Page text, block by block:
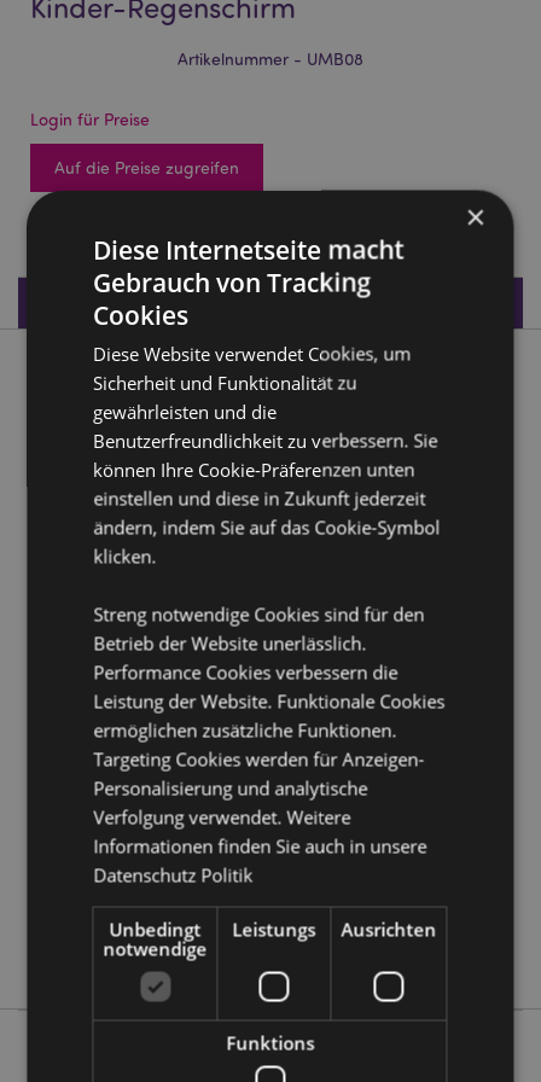
Artikelnummer - UMB08
Login für Preise
Auf die Preise zugreifen
1146 auf Lager
Produktdaten
Produktbeschreibung
Space Cadets Weltraum Astronaut Kinder-Regenschirm
Material: Polyester, Plastik, Metall
Produkttressourcen:
Möchten Sie mehr über den Einkauf bei Puckator
Kundeninformationen.
Produktattribute
Information
Höhe 55cm Breite 70cm Tiefe 70cm
5055071515118
24
0.184000
Keine
Keine
Keine
Space Cadet
×
Diese Internetseite macht
Gebrauch von Tracking
Cookies
Diese Website verwendet Cookies, um
Sicherheit und Funktionalität zu
gewährleisten und die
Benutzerfreundlichkeit zu verbessern. Sie
können Ihre Cookie-Präferenzen unten
einstellen und diese in Zukunft jederzeit
ändern, indem Sie auf das Cookie-Symbol
klicken.
Streng notwendige Cookies sind für den
Betrieb der Website unerlässlich.
Performance Cookies verbessern die
Leistung der Website. Funktionale Cookies
ermöglichen zusätzliche Funktionen.
Targeting Cookies werden für Anzeigen-
Personalisierung und analytische
Verfolgung verwendet. Weitere
Informationen finden Sie auch in unsere
Datenschutz Politik
Unbedingt
notwendige
Leistungs Ausrichten
Funktions